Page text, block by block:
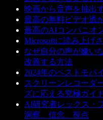
映画から音声を抽出
最高の無料ビデオ透
最高のAIコンパニオ
Microsoftに読み上げ
なぜ自分の声が嫌い
改善する方法
2024年のベストモバ
スクリーンレコーダ
ズに応える究極ガイ
AI研究者レックス・
洞察、信念、視点